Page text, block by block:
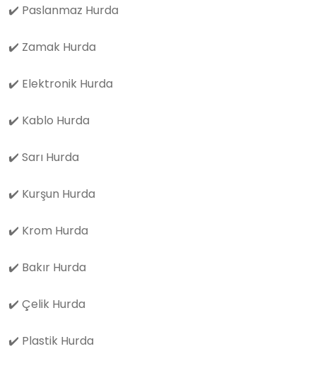
✔️ Paslanmaz Hurda
✔️ Zamak Hurda
✔️ Elektronik Hurda
✔️ Kablo Hurda
✔️ Sarı Hurda
✔️ Kurşun Hurda
✔️ Krom Hurda
✔️ Bakır Hurda
✔️ Çelik Hurda
✔️ Plastik Hurda